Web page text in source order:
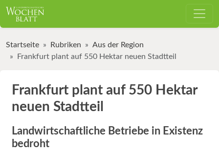
Startseite Rubriken
Aus der Region
Frankfurt plant auf 550 Hektar neuen Stadtteil
Frankfurt plant auf 550 Hektar
neuen Stadtteil
Landwirtschaftliche Betriebe in Existenz
bedroht